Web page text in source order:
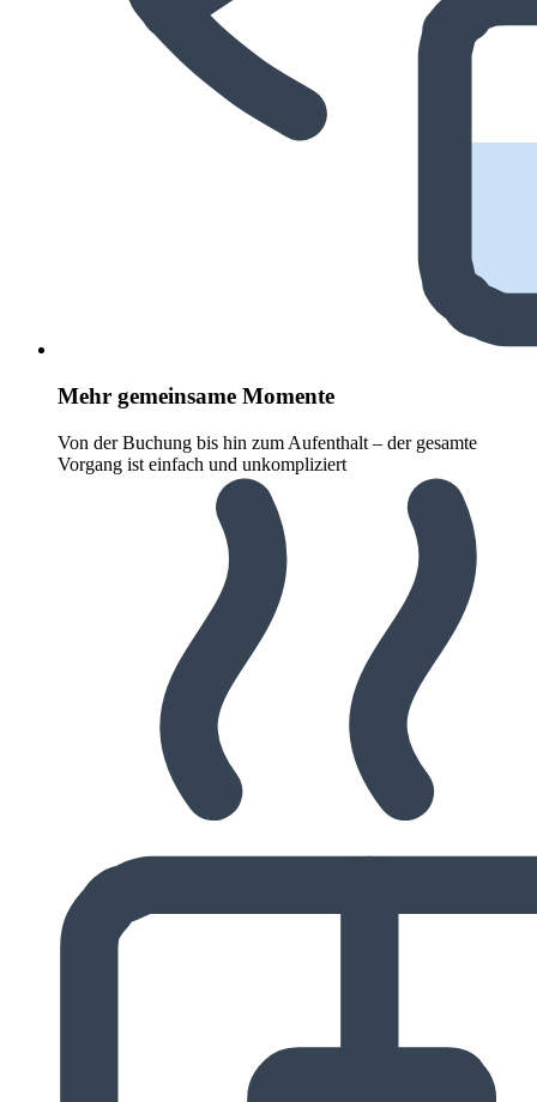
Mehr gemeinsame Momente
Von der Buchung bis hin zum Aufenthalt – der gesamte
Vorgang ist einfach und unkompliziert